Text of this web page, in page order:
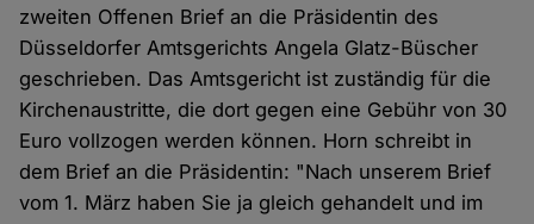
zweiten Offenen Brief an die Präsidentin des
Düsseldorfer Amtsgerichts Angela Glatz-Büscher
geschrieben. Das Amtsgericht ist zuständig für die
Kirchenaustritte, die dort gegen eine Gebühr von 30
Euro vollzogen werden können. Horn schreibt in
dem Brief an die Präsidentin: "Nach unserem Brief
vom 1. März haben Sie ja gleich gehandelt und im